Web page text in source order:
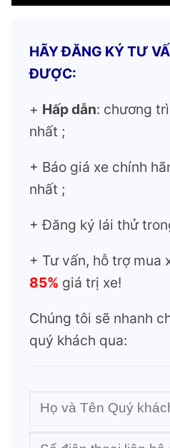
HÃY ĐĂNG KÝ TƯ
ĐƯỢC:
+ Hấp dẫn: chương
nhất ;
+ Báo giá xe chính
nhất ;
+ Đăng ký lái thử
+ Tư vấn, hỗ trợ mua
85% giá trị xe!
Chúng tôi sẽ nhanh
quý khách qua: